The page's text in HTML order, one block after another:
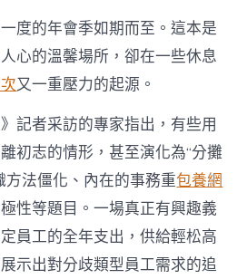
絕
扮
演”
的
權
包
養
心
得
力〉
中
度的年會季如期而至。這本是
心的溫馨場所，卻在一些休息
又一重壓力的起源。
記者采訪的專家指出，有些用
初志的情形，甚至演化為“分攤
方法僵化、內在的事務重包養網
性等題目。一場真正有興趣義
員工的全年支出，供給輕松高
示出對分歧類型員工需求的追